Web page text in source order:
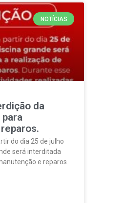
NOTÍCIAS
da
do dia 25 de julho
será interditada
e reparos.